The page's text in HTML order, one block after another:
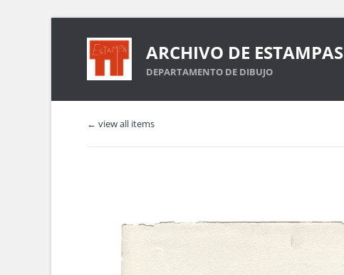
ARCHIVO DE ESTAMPAS
DEPARTAMENTO DE DIBUJO
← view all items